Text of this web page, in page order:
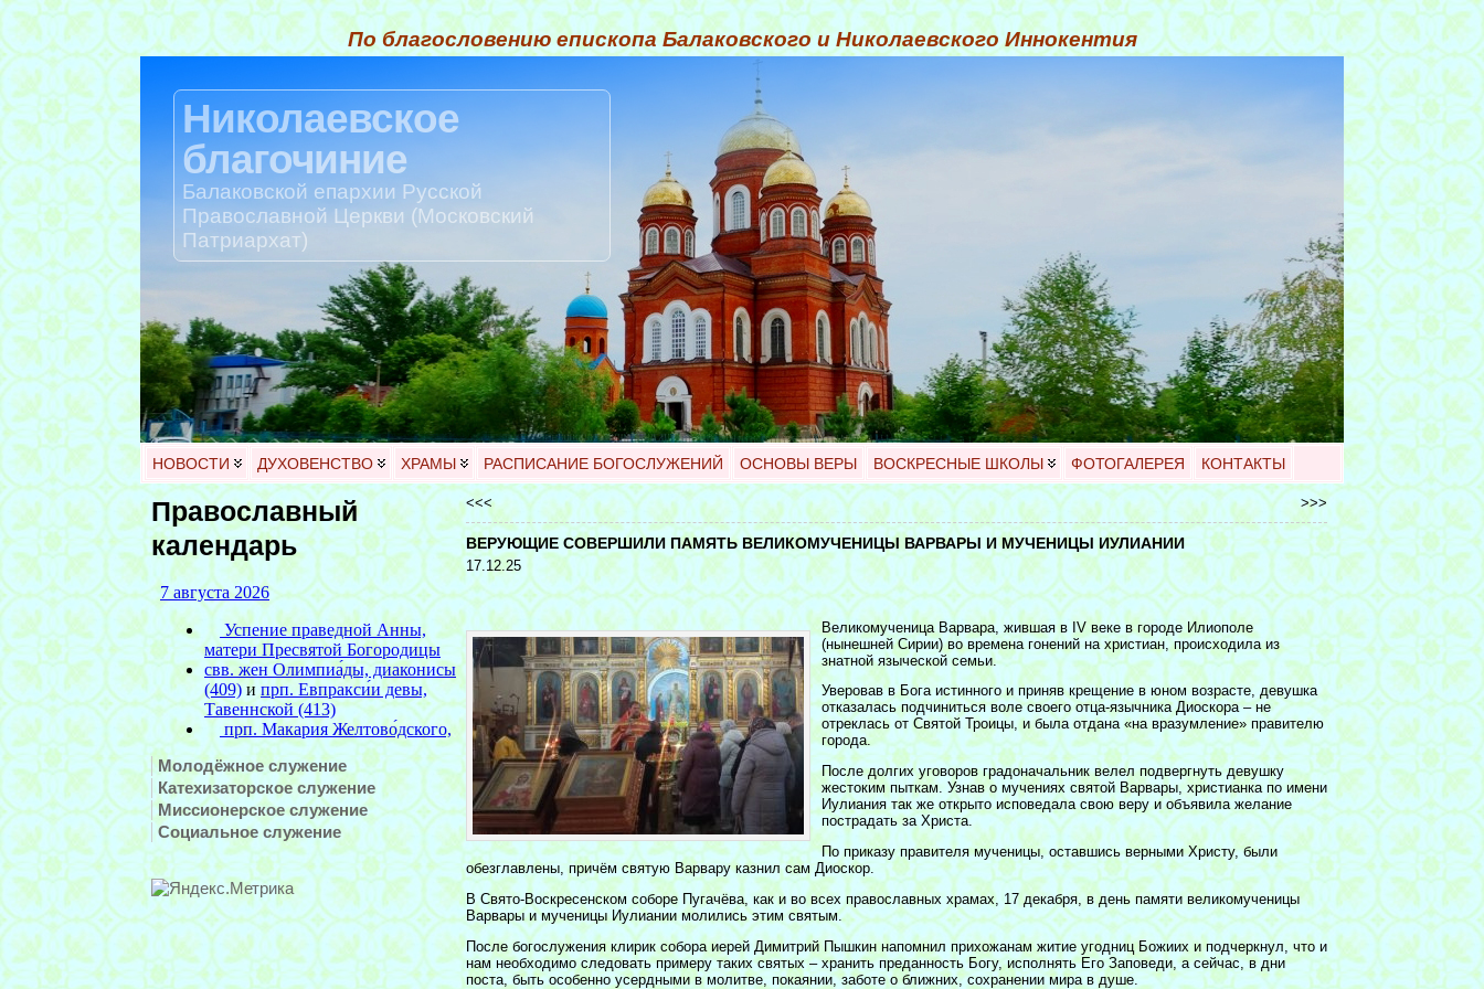
По благословению епископа Балаковского и Николаевского Иннокентия
Николаевское
благочиние
Балаковской епархии Русской
Православной Церкви (Московский
Патриархат)
НОВОСТИ ДУХОВЕНСТВО ХРАМЫ РАСПИСАНИЕ БОГОСЛУЖЕНИЙ ОСНОВЫ ВЕРЫ ВОСКРЕСНЫЕ ШКОЛЫ ФОТОГАЛЕРЕЯ КОНТАКТЫ
Православный
календарь
Молодёжное служение
Катехизаторское служение
Миссионерское служение
Социальное служение
<<< >>>
ВЕРУЮЩИЕ СОВЕРШИЛИ ПАМЯТЬ ВЕЛИКОМУЧЕНИЦЫ ВАРВАРЫ И МУЧЕНИЦЫ ИУЛИАНИИ
17.12.25
Великомученица Варвара, жившая в IV веке в городе Илиополе
(нынешней Сирии) во времена гонений на христиан, происходила из
знатной языческой семьи.
Уверовав в Бога истинного и приняв крещение в юном возрасте, девушка
отказалась подчиниться воле своего отца-язычника Диоскора – не
отреклась от Святой Троицы, и была отдана «на вразумление» правителю
города.
После долгих уговоров градоначальник велел подвергнуть девушку
жестоким пыткам. Узнав о мучениях святой Варвары, христианка по имени
Иулиания так же открыто исповедала свою веру и объявила желание
пострадать за Христа.
По приказу правителя мученицы, оставшись верными Христу, были
обезглавлены, причём святую Варвару казнил сам Диоскор.
В Свято-Воскресенском соборе Пугачёва, как и во всех православных храмах, 17 декабря, в день памяти великомученицы
Варвары и мученицы Иулиании молились этим святым.
После богослужения клирик собора иерей Димитрий Пышкин напомнил прихожанам житие угодниц Божиих и подчеркнул, что и
нам необходимо следовать примеру таких святых – хранить преданность Богу, исполнять Его Заповеди, а сейчас, в дни
поста, быть особенно усердными в молитве, покаянии, заботе о ближних, сохранении мира в душе.